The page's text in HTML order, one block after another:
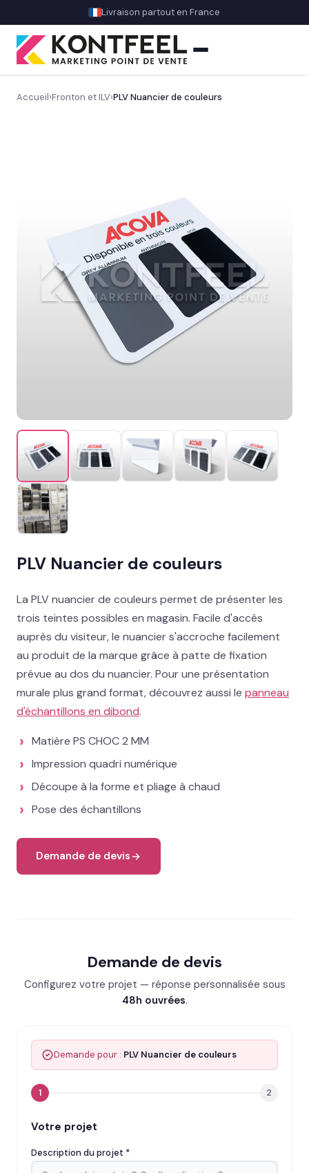
Livraison partout en France
Signalétique et linéaire
Découvrez notre signalétique en magasin →
Balisage rayon
Promotion & organisation
Décor îlot, palette & sol
Packaging et coffrets
Solutions métiers
Réalisations
Blog
Contact
02 78 77 53 93
Devis gratuit →
Accueil›Fronton et ILV›PLV Nuancier de couleurs
PLV Nuancier de couleurs
La PLV nuancier de couleurs permet de présenter les
trois teintes possibles en magasin. Facile d'accès
auprès du visiteur, le nuancier s'accroche facilement
au produit de la marque grâce à patte de fixation
prévue au dos du nuancier. Pour une présentation
murale plus grand format, découvrez aussi le panneau
d'échantillons en dibond.
Matière PS CHOC 2 MM
Impression quadri numérique
Découpe à la forme et pliage à chaud
Pose des échantillons
Demande de devis
Demande de devis
Configurez votre projet — réponse personnalisée sous
48h ouvrées.
Demande pour : PLV Nuancier de couleurs
1 2
Votre projet
Description du projet *